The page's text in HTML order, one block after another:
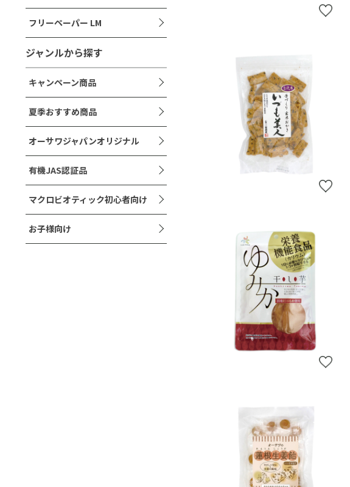
フリーペーパー LM
ジャンルから探す
キャンペーン商品
夏季おすすめ商品
オーサワジャパンオリジナル
有機JAS認証品
マクロビオティック初心者向け
お子様向け